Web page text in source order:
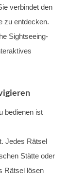
verbindet den
zu entdecken.
Sightseeing-
bedienen ist
Jedes Rätsel
Stätte oder
Rätsel lösen